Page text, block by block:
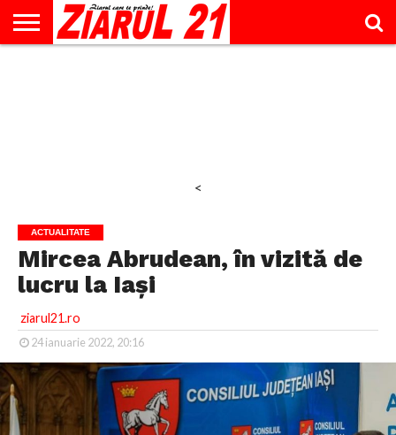
<
ACTUALITATE
Mircea Abrudean, în vizită de
lucru la Iași
ziarul21.ro
24 ianuarie 2022, 20:16